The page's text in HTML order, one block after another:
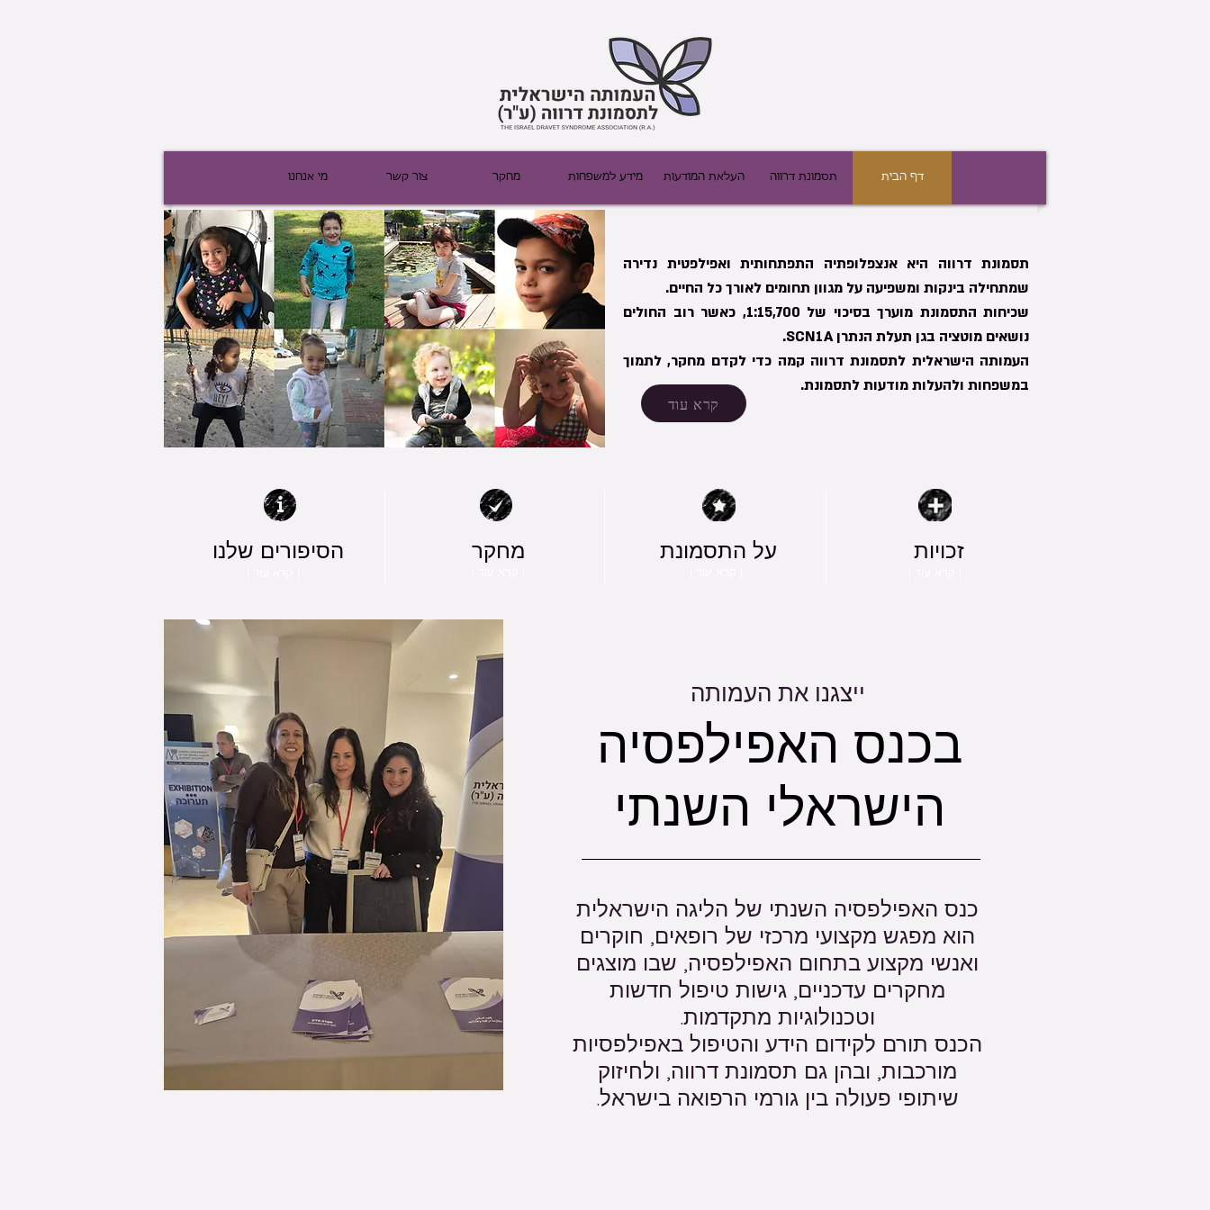
דף הבית תסמונת דרווה העלאת המודעות מידע למשפחות מחקר צור קשר מי אנחנו
תסמונת דרווה היא אנצפלופתיה התפתחותית ואפילפטית נדירה
שמתחילה בינקות ומשפיעה על מגוון תחומים לאורך כל החיים.
שכיחות התסמונת מוערך בסיכוי של 1:15,700, כאשר רוב החולים
נושאים מוטציה בגן תעלת הנתרן SCN1A.
העמותה הישראלית לתסמונת דרווה קמה כדי לקדם מחקר, לתמוך
במשפחות ולהעלות מודעות לתסמונת.
קרא עוד
הסיפורים שלנו מחקר על התסמונת זכויות
ייצגנו את העמותה
בכנס האפילפסיה
הישראלי השנתי
כנס האפילפסיה השנתי של הליגה הישראלית
הוא מפגש מקצועי מרכזי של רופאים, חוקרים
ואנשי מקצוע בתחום האפילפסיה, שבו מוצגים
מחקרים עדכניים, גישות טיפול חדשות
וטכנולוגיות מתקדמות.
הכנס תורם לקידום הידע והטיפול באפילפסיות
מורכבות, ובהן גם תסמונת דרווה, ולחיזוק
שיתופי פעולה בין גורמי הרפואה בישראל.